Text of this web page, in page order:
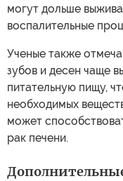
могут дольше
воспалительные
Ученые также
зубов и десен чаще
питательную пищу,
необходимых
может
рак печени.